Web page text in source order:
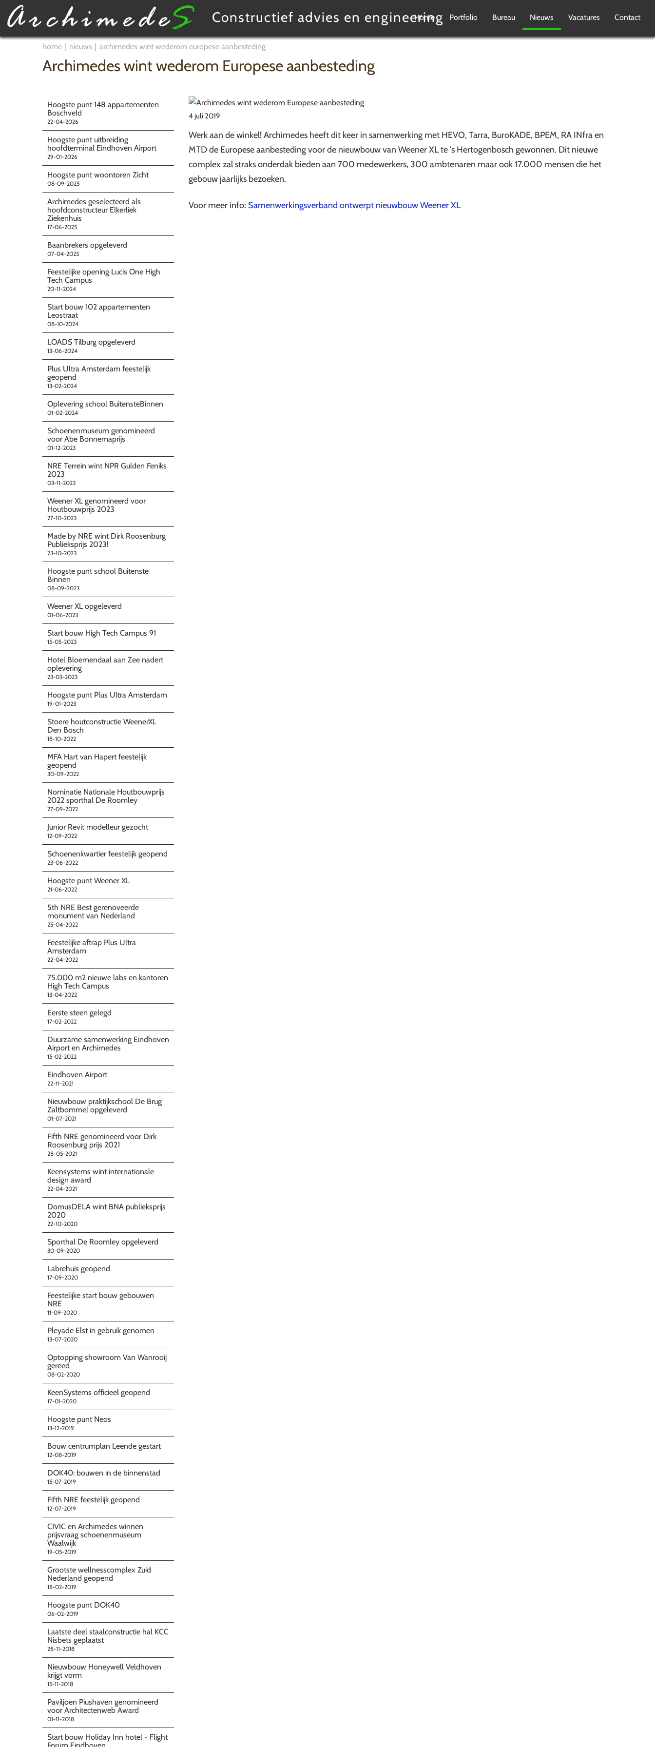
Constructief advies en engineering
Home Portfolio Bureau Nieuws Vacatures Contact
home nieuws archimedes wint wederom europese aanbesteding
Archimedes wint wederom Europese aanbesteding
Hoogste punt 148 appartementen
Boschveld
22-04-2026
Hoogste punt uitbreiding
hoofdterminal Eindhoven Airport
29-01-2026
Hoogste punt woontoren Zicht
08-09-2025
Archimedes geselecteerd als
hoofdconstructeur Elkerliek
Ziekenhuis
17-06-2025
Baanbrekers opgeleverd
07-04-2025
Feestelijke opening Lucis One High
Tech Campus
20-11-2024
Start bouw 102 appartementen
Leostraat
08-10-2024
LOADS Tilburg opgeleverd
13-06-2024
Plus Ultra Amsterdam feestelijk
geopend
13-02-2024
Oplevering school BuitensteBinnen
01-02-2024
Schoenenmuseum genomineerd
voor Abe Bonnemaprijs
01-12-2023
NRE Terrein wint NPR Gulden Feniks
2023
03-11-2023
Weener XL genomineerd voor
Houtbouwprijs 2023
27-10-2023
Made by NRE wint Dirk Roosenburg
Publieksprijs 2023!
23-10-2023
Hoogste punt school Buitenste
Binnen
08-09-2023
Weener XL opgeleverd
01-06-2023
Start bouw High Tech Campus 91
15-05-2023
Hotel Bloemendaal aan Zee nadert
oplevering
23-03-2023
Hoogste punt Plus Ultra Amsterdam
19-01-2023
Stoere houtconstructie WeenerXL
Den Bosch
18-10-2022
MFA Hart van Hapert feestelijk
geopend
30-09-2022
Nominatie Nationale Houtbouwprijs
2022 sporthal De Roomley
27-09-2022
Junior Revit modelleur gezocht
12-09-2022
Schoenenkwartier feestelijk geopend
23-06-2022
Hoogste punt Weener XL
21-06-2022
5th NRE Best gerenoveerde
monument van Nederland
25-04-2022
Feestelijke aftrap Plus Ultra
Amsterdam
22-04-2022
75.000 m2 nieuwe labs en kantoren
High Tech Campus
13-04-2022
Eerste steen gelegd
17-02-2022
Duurzame samenwerking Eindhoven
Airport en Archimedes
15-02-2022
Eindhoven Airport
22-11-2021
Nieuwbouw praktijkschool De Brug
Zaltbommel opgeleverd
01-07-2021
Fifth NRE genomineerd voor Dirk
Roosenburg prijs 2021
28-05-2021
Keensystems wint internationale
design award
22-04-2021
DomusDELA wint BNA publieksprijs
2020
22-10-2020
Sporthal De Roomley opgeleverd
30-09-2020
Labrehuis geopend
17-09-2020
Feestelijke start bouw gebouwen
NRE
11-09-2020
Pleyade Elst in gebruik genomen
13-07-2020
Optopping showroom Van Wanrooij
gereed
08-02-2020
KeenSystems officieel geopend
17-01-2020
Hoogste punt Neos
13-12-2019
Bouw centrumplan Leende gestart
12-08-2019
DOK40: bouwen in de binnenstad
15-07-2019
Fifth NRE feestelijk geopend
12-07-2019
CIVIC en Archimedes winnen
prijsvraag schoenenmuseum
Waalwijk
19-05-2019
Grootste wellnesscomplex Zuid
Nederland geopend
18-02-2019
Hoogste punt DOK40
06-02-2019
Laatste deel staalconstructie hal KCC
Nisbets geplaatst
28-11-2018
Nieuwbouw Honeywell Veldhoven
krijgt vorm
15-11-2018
Paviljoen Piushaven genomineerd
voor Architectenweb Award
01-11-2018
Start bouw Holiday Inn hotel - Flight
4 juli 2019
Werk aan de winkel! Archimedes heeft dit keer in samenwerking met HEVO, Tarra, BuroKADE, BPEM, RA INfra en
MTD de Europese aanbesteding voor de nieuwbouw van Weener XL te 's Hertogenbosch gewonnen. Dit nieuwe
complex zal straks onderdak bieden aan 700 medewerkers, 300 ambtenaren maar ook 17.000 mensen die het
gebouw jaarlijks bezoeken.
Voor meer info: Samenwerkingsverband ontwerpt nieuwbouw Weener XL